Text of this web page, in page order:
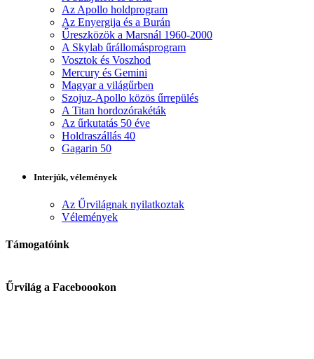
Az Apollo holdprogram
Az Enyergija és a Burán
Űreszközök a Marsnál 1960-2000
A Skylab űrállomásprogram
Vosztok és Voszhod
Mercury és Gemini
Magyar a világűrben
Szojuz-Apollo közös űrrepülés
A Titan hordozórakéták
Az űrkutatás 50 éve
Holdraszállás 40
Gagarin 50
Interjúk, vélemények
Az Űrvilágnak nyilatkoztak
Vélemények
Támogatóink
Űrvilág a Faceboookon